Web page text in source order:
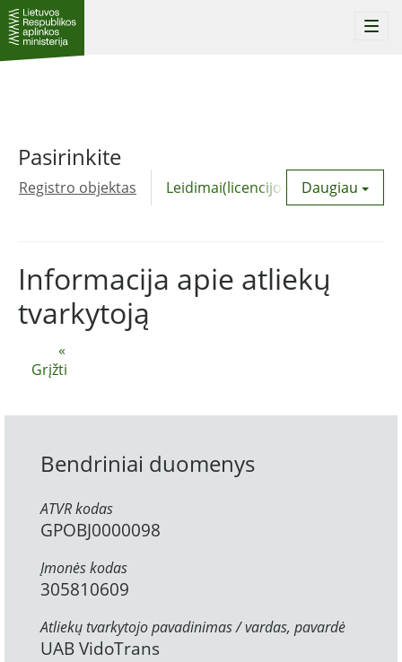
Pasirinkite
Registro objektas Leidimai(licencijos) Daugiau
«
Grįžti
Informacija apie atliekų
tvarkytoją
Bendriniai duomenys
ATVR kodas
GPOBJ0000098
Įmonės kodas
305810609
Atliekų tvarkytojo pavadinimas / vardas, pavardė
UAB VidoTrans